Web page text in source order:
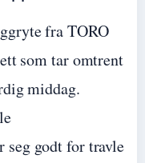
fra TORO
som tar omtrent
middag.
seg godt for travle